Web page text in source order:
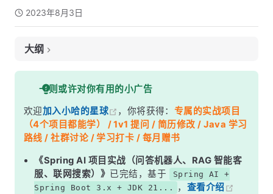
2023年8月3日
大纲
1. 使用 lscpu 命令
2. 使用 /proc/cpuinfo 文件
3. 使用 top 命令
4. 使用 htop 命令（需要安装）
一则或许对你有用的小广告
欢迎加入小哈的星球 ，你将获得： 专属的实战项目
（4个项目都能学） / 1v1 提问 / 简历修改 / Java 学习
路线 / 社群讨论 / 学习打卡 / 每月赠书
《Spring AI 项目实战（问答机器人、RAG 智能客
服、联网搜索）》 已完结，基于
Spring AI +
Spring Boot 3.x + JDK 21...
， 查看介绍